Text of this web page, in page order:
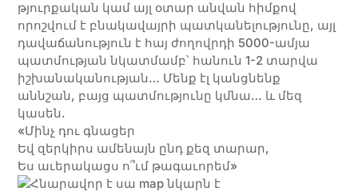
թյուրքական կամ այլ օտար անվան հիմքով
որոշվում է բնակավայրի պատկանելությունը, այլ
դավաճանություն է հայ ժողովրդի 5000-ամյա
պատմության նկատմամբ՝ հանուն 1-2 տարվա
իշխանականության… Մենք էլ կանցնենք
աննշան, բայց պատմությունը կմնա… և մեզ
կասեն.
«Մինչ դու գնացեր
Եվ զերկիրս ամենայն ընդ քեզ տարար,
Ես աւերակացս ո՞ւմ թագաւորեմ»